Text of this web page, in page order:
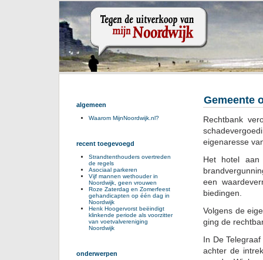
Gemeente
Rechtbank
eigenaresse
Het hotel
een
biedingen.
Volgens de
ging de
In De
achter de
algemeen
Waarom MijnNoordwijk.nl?
recent toegevoegd
Strandtenthouders overtreden
de regels
Asociaal parkeren
Vijf mannen wethouder in
Noordwijk, geen vrouwen
Roze Zaterdag en Zomerfeest
gehandicapten op één dag in
Noordwijk
Henk Hoogervorst beëindigt
klinkende periode als voorzitter
van voetvalvereniging
Noordwijk
onderwerpen